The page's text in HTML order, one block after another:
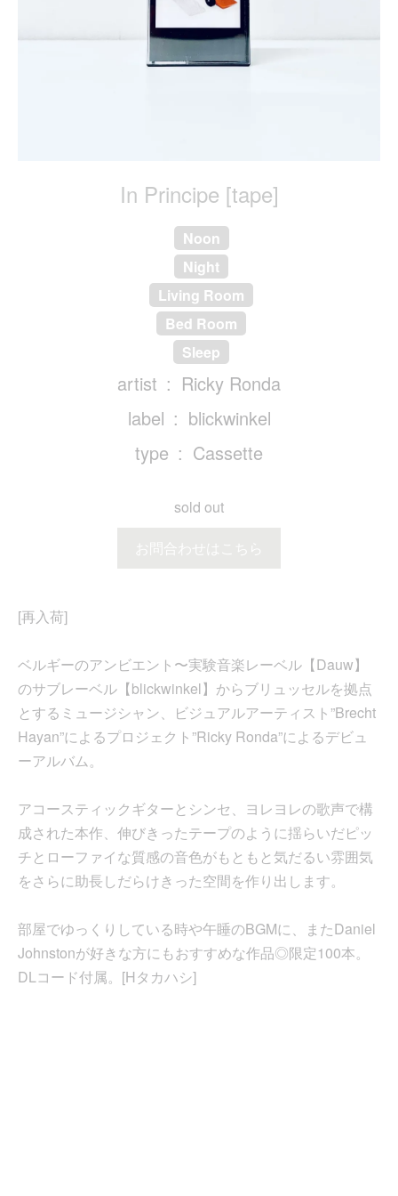
In Principe [tape]
Noon
Night
Living Room
Bed Room
Sleep
artist
Ricky Ronda
label
blickwinkel
type
Cassette
sold out
お問合わせはこちら
[再入荷]
ベルギーのアンビエント〜実験音楽レーベル【Dauw】
のサブレーベル【blickwinkel】からブリュッセルを拠点
とするミュージシャン、ビジュアルアーティスト”Brecht
Hayan”によるプロジェクト”Ricky Ronda”によるデビュ
ーアルバム。
アコースティックギターとシンセ、ヨレヨレの歌声で構
成された本作、伸びきったテープのように揺らいだピッ
チとローファイな質感の音色がもともと気だるい雰囲気
をさらに助長しだらけきった空間を作り出します。
部屋でゆっくりしている時や午睡のBGMに、またDaniel
Johnstonが好きな方にもおすすめな作品◎限定100本。
DLコード付属。[Hタカハシ]